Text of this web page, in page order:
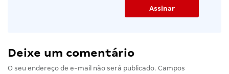
Deixe um comentário
O seu endereço de e-mail não será publicado. Campos